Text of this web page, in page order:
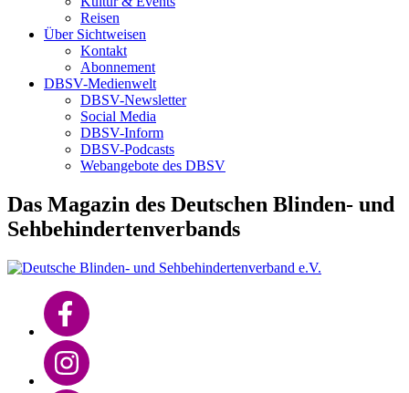
Reisen
Über Sichtweisen
Kontakt
Abonnement
DBSV-Medienwelt
DBSV-Newsletter
Social Media
DBSV-Inform
DBSV-Podcasts
Webangebote des DBSV
Das Magazin des Deutschen Blinden- und
Sehbehindertenverbands